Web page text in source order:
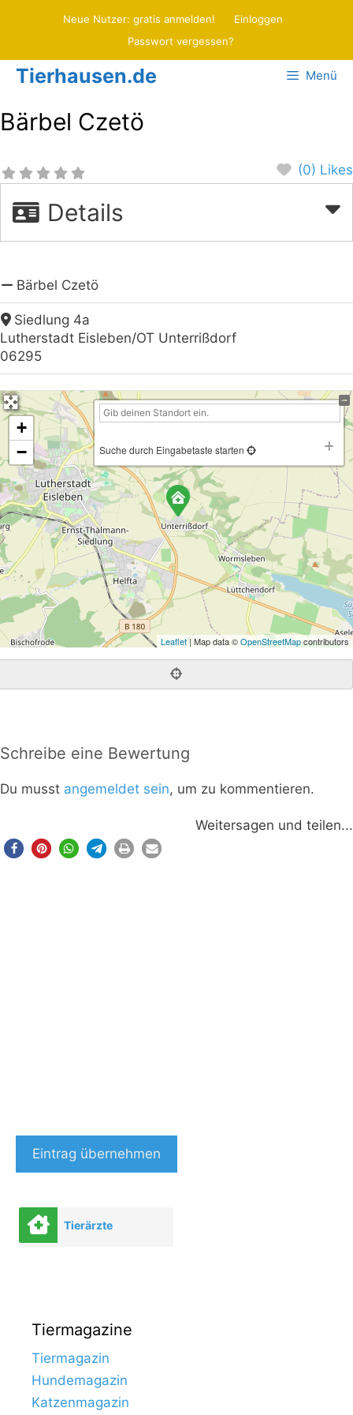
Neue Nutzer: gratis anmelden!
Einloggen
Passwort vergessen?
Tierhausen.de Menü
Bärbel Czetö
(0) Likes
Details
Bärbel Czetö
Siedlung 4a
Lutherstadt Eisleben/OT Unterrißdorf
06295
+
−
Suche durch Eingabetaste starten
Leaflet | Map data ©OpenStreetMapcontributors
Schreibe eine Bewertung
Du musst angemeldet sein, um zu kommentieren.
Weitersagen und teilen...
Eintrag übernehmen
Tierärzte
Tiermagazine
Tiermagazin
Hundemagazin
Katzenmagazin